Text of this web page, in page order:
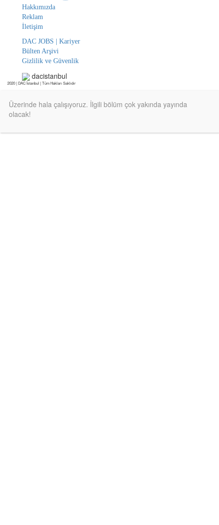
Hakkımızda
Reklam
İletişim
DAC JOBS | Kariyer
Bülten Arşivi
Gizlilik ve Güvenlik
dacistanbul
2020 | DAC İstanbul | Tüm Hakları Saklıdır
Üzerinde hala çalışıyoruz. İlgili bölüm çok yakında yayında
olacak!